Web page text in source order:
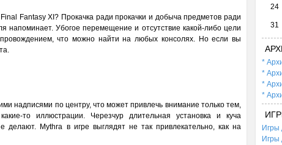
Fantasy XI? Прокачка ради прокачки и добыча предметов ради
напоминает. Убогое перемещение и отсутствие какой-либо цели
что можно найти на любых консолях. Но если вы
надписями по центру, что может привлечь внимание только тем,
то иллюстрации. Черезчур длительная установка и куча
делают. Mythra в игре выглядят не так привлекательно, как на
24
31
*
*
*
*
Игры
Игры